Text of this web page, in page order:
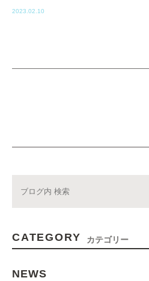
2023.02.10
CATEGORY カテゴリー
NEWS